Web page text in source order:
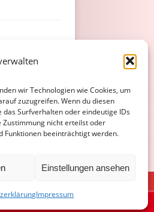
wir Technologien wie Cookies, um
zuzugreifen. Wenn du diesen
Surfverhalten oder eindeutige IDs
Zustimmung nicht erteilst oder
Funktionen beeinträchtigt werden.
Einstellungen ansehen
Impressum